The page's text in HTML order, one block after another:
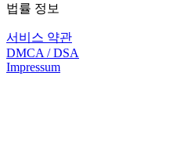
법률 정보
서비스 약관
DMCA / DSA
Impressum